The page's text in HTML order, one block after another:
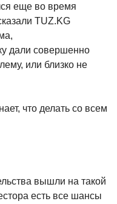
еще во время
TUZ.KG
дали совершенно
или близко не
что делать со всем
вышли на такой
есть все шансы